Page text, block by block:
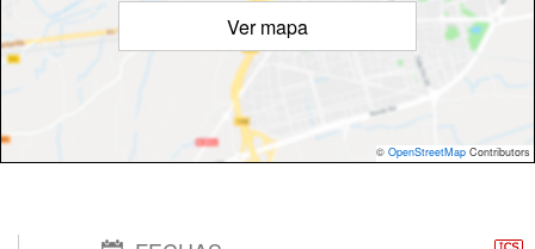
Ver mapa
© OpenStreetMap Contributors